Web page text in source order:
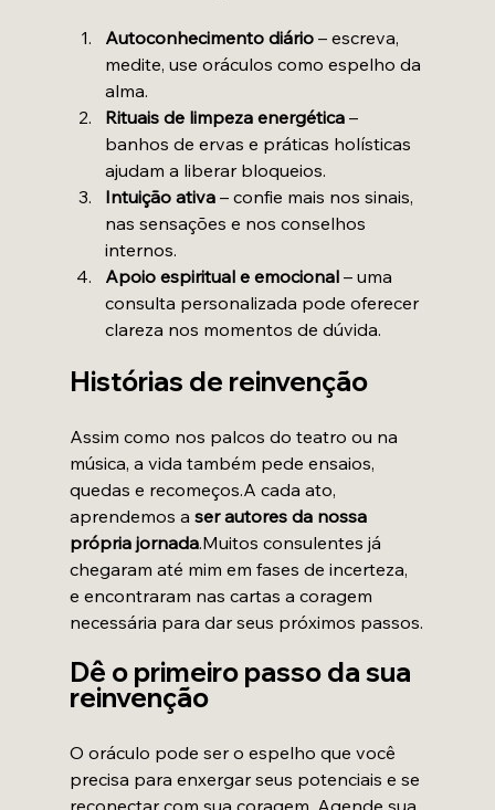
Autoconhecimento diário – escreva,
medite, use oráculos como espelho da
alma.
Rituais de limpeza energética –
banhos de ervas e práticas holísticas
ajudam a liberar bloqueios.
Intuição ativa – confie mais nos sinais,
nas sensações e nos conselhos
internos.
Apoio espiritual e emocional – uma
consulta personalizada pode oferecer
clareza nos momentos de dúvida.
Histórias de reinvenção
Assim como nos palcos do teatro ou na
música, a vida também pede ensaios,
quedas e recomeços.A cada ato,
aprendemos a ser autores da nossa
própria jornada.Muitos consulentes já
chegaram até mim em fases de incerteza,
e encontraram nas cartas a coragem
necessária para dar seus próximos passos.
Dê o primeiro passo da sua
reinvenção
O oráculo pode ser o espelho que você
precisa para enxergar seus potenciais e se